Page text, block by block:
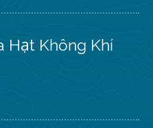
Hạt Không Khí